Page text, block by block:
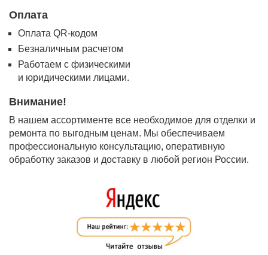
Оплата
Оплата QR-кодом
Безналичным расчетом
Работаем с физическими
и юридическими лицами.
Внимание!
В нашем ассортименте все необходимое для отделки и
ремонта по выгодным ценам. Мы обеспечиваем
профессиональную консультацию, оперативную
обработку заказов и доставку в любой регион России.